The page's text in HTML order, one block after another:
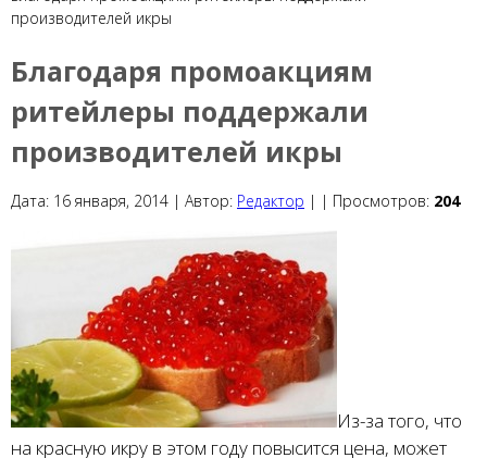
производителей икры
Благодаря промоакциям
ритейлеры поддержали
производителей икры
Дата: 16 января, 2014 | Автор: Редактор | | Просмотров: 204
Из-за того, что
на красную икру в этом году повысится цена, может